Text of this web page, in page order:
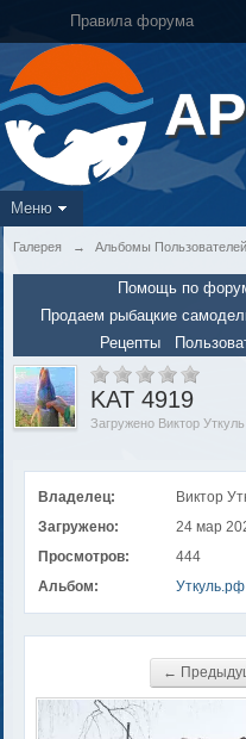
Правила форума
Меню
Галерея → Альбомы Пользователей
Помощь по
Продаем рыбацкие
Рецепты
KAT 4919
Загружено Виктор
Владелец: Виктор
Загружено:
24 мар
Просмотров:
444
Альбом:
←